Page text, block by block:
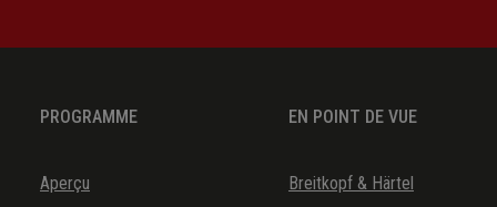
PROGRAMME
Aperçu
EN POINT DE VUE
Breitkopf & Härtel